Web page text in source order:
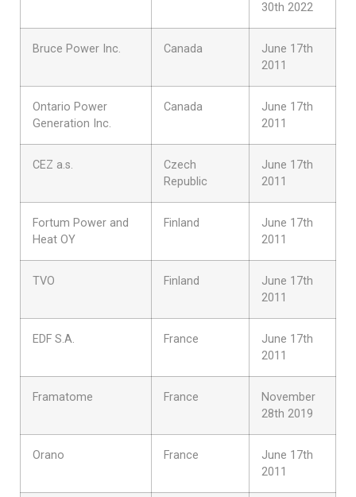
30th 2022
Bruce Power Inc. Canada
June 17th
2011
Ontario Power
Generation Inc.
Canada
June 17th
2011
CEZ a.s.
Czech
Republic
June 17th
2011
Fortum Power and
Heat OY
Finland
June 17th
2011
TVO Finland
June 17th
2011
EDF S.A. France
June 17th
2011
Framatome France
November
28th 2019
Orano France
June 17th
2011